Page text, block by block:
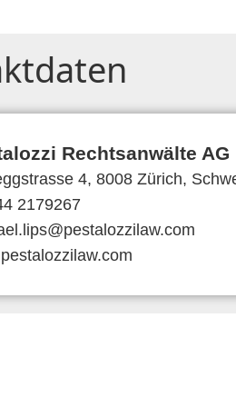
Rechtsanwälte AG
4, 8008 Zürich,
2179267